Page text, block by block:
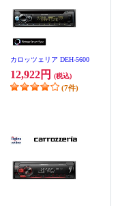
カロッツェリア DEH-5600
12,922円 (税込)
(7件)